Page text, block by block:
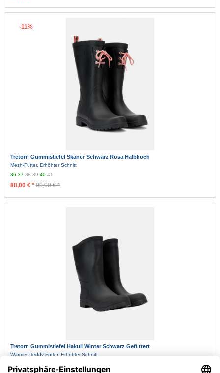
-11%
Tretorn Gummistiefel Skanor Schwarz Rosa Halbhoch
Mesh-Futter, Erhöhter Schnitt
363738394041
88,00 € * 99,00 € *
Tretorn Gummistiefel Hakull Winter Schwarz Gefüttert
Warmes Teddy Futter, Erhöhter Schnitt